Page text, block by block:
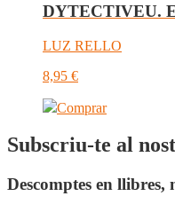
DYTECTIVEU.
LUZ RELLO
8,95 €
Comprar
Subscriu-te al
Descomptes en llibres,